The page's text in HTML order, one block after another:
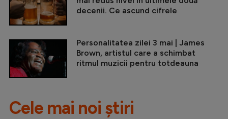
decenii. Ce ascund cifrele
Personalitatea zilei 3 mai | James
Brown, artistul care a schimbat
ritmul muzicii pentru totdeauna
Cele mai noi știri